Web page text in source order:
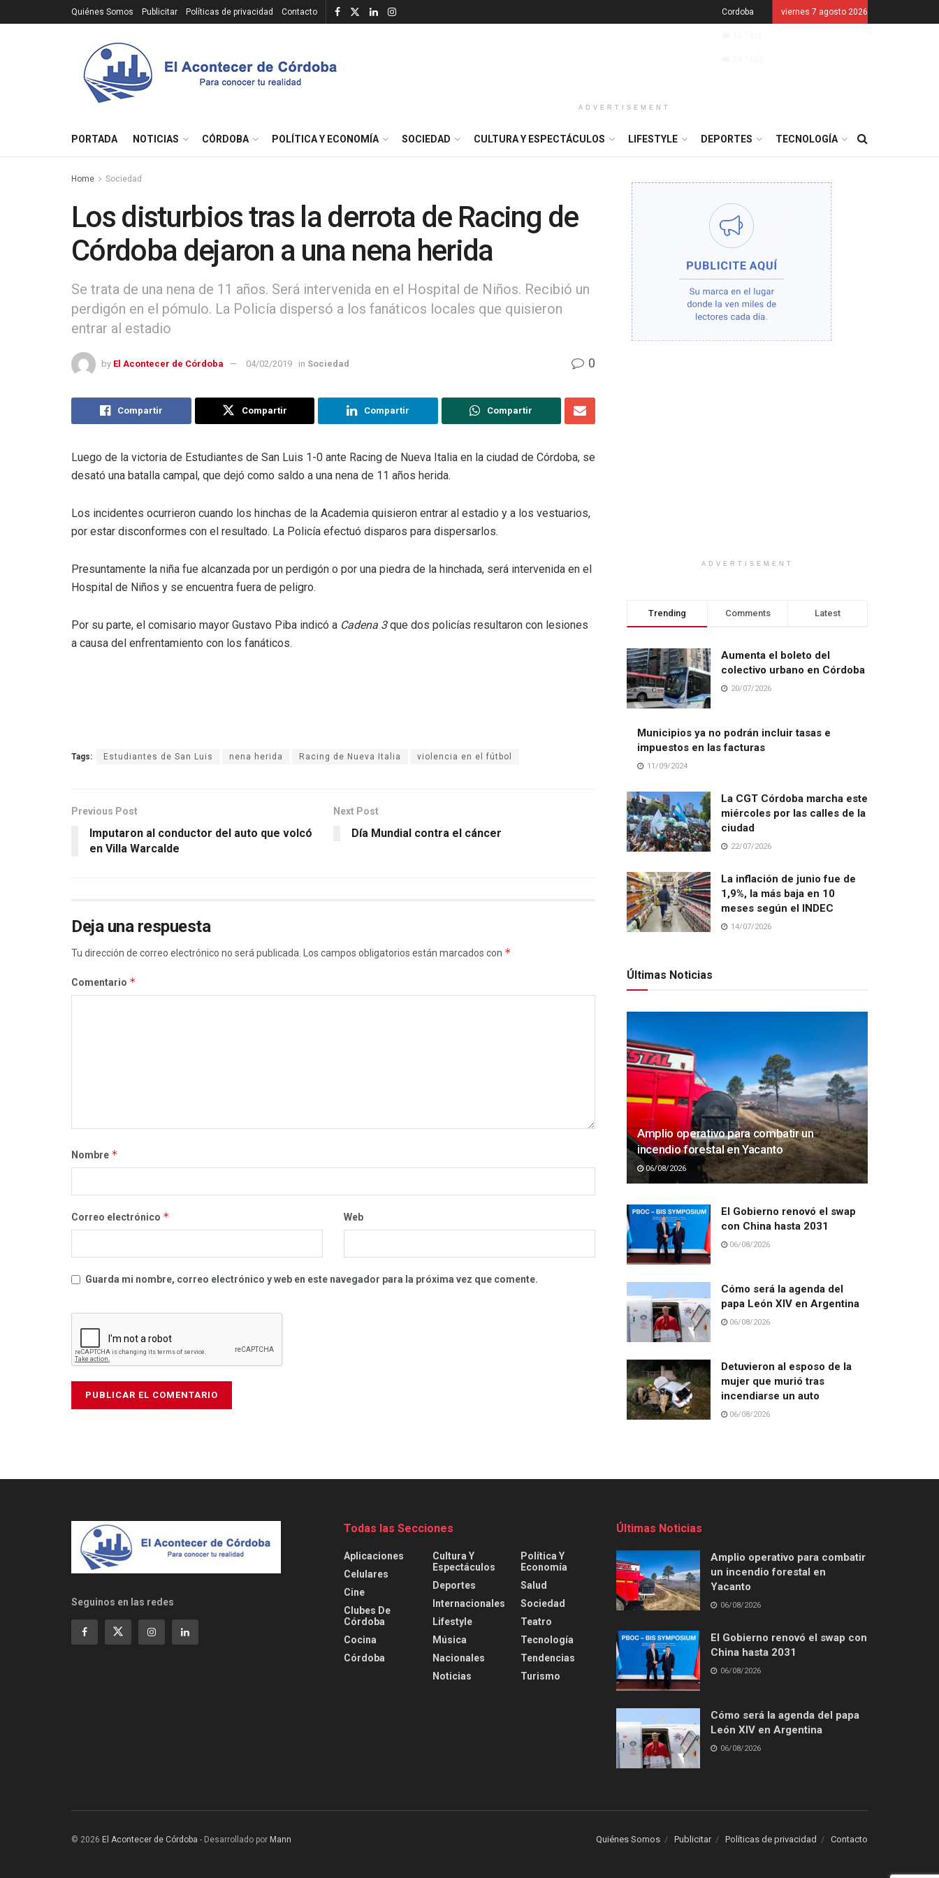
Quiénes Somos Publicitar Políticas de privacidad Contacto Cordoba viernes 7 agosto 2026
ADVERTISEMENT
PORTADA NOTICIAS CÓRDOBA POLÍTICA Y ECONOMÍA SOCIEDAD CULTURA Y ESPECTÁCULOS LIFESTYLE DEPORTES TECNOLOGÍA
Home Sociedad
Los disturbios tras la derrota de Racing de
Córdoba dejaron a una nena herida
Se trata de una nena de 11 años. Será intervenida en el Hospital de Niños. Recibió un
perdigón en el pómulo. La Policía dispersó a los fanáticos locales que quisieron
entrar al estadio
by El Acontecer de Córdoba 04/02/2019 in Sociedad 0
Compartir Compartir Compartir Compartir
Luego de la victoria de Estudiantes de San Luis 1-0 ante Racing de Nueva Italia en la ciudad de Córdoba, se
desató una batalla campal, que dejó como saldo a una nena de 11 años herida.
Los incidentes ocurrieron cuando los hinchas de la Academia quisieron entrar al estadio y a los vestuarios,
por estar disconformes con el resultado. La Policía efectuó disparos para dispersarlos.
Presuntamente la niña fue alcanzada por un perdigón o por una piedra de la hinchada, será intervenida en el
Hospital de Niños y se encuentra fuera de peligro.
Por su parte, el comisario mayor Gustavo Piba indicó a Cadena 3que dos policías resultaron con lesiones
a causa del enfrentamiento con los fanáticos.
Tags: Estudiantes de San Luis nena herida Racing de Nueva Italia violencia en el fútbol
Previous Post
Imputaron al conductor del auto que volcó
en Villa Warcalde
Next Post
Día Mundial contra el cáncer
Deja una respuesta
Tu dirección de correo electrónico no será publicada. Los campos obligatorios están marcados con *
Comentario *
Nombre *
Correo electrónico * Web
Guarda mi nombre, correo electrónico y web en este navegador para la próxima vez que comente.
ADVERTISEMENT
Trending Comments Latest
Aumenta el boleto del
colectivo urbano en Córdoba
20/07/2026
Municipios ya no podrán incluir tasas e
impuestos en las facturas
11/09/2024
La CGT Córdoba marcha este
miércoles por las calles de la
ciudad
22/07/2026
La inflación de junio fue de
1,9%, la más baja en 10
meses según el INDEC
14/07/2026
Últimas Noticias
Amplio operativo para combatir un
incendio forestal en Yacanto
06/08/2026
El Gobierno renovó el swap
con China hasta 2031
06/08/2026
Cómo será la agenda del
papa León XIV en Argentina
06/08/2026
Detuvieron al esposo de la
mujer que murió tras
incendiarse un auto
06/08/2026
Seguinos en las redes
Todas las Secciones
Aplicaciones
Celulares
Cine
Clubes De
Córdoba
Cocina
Córdoba
Cultura Y
Espectáculos
Deportes
Internacionales
Lifestyle
Música
Nacionales
Noticias
Política Y
Economía
Salud
Sociedad
Teatro
Tecnología
Tendencias
Turismo
Últimas Noticias
Amplio operativo para combatir
un incendio forestal en
Yacanto
06/08/2026
El Gobierno renovó el swap con
China hasta 2031
06/08/2026
Cómo será la agenda del papa
León XIV en Argentina
06/08/2026
Quiénes Somos Publicitar Políticas de privacidad Contacto
© 2026 El Acontecer de Córdoba - Desarrollado por Mann